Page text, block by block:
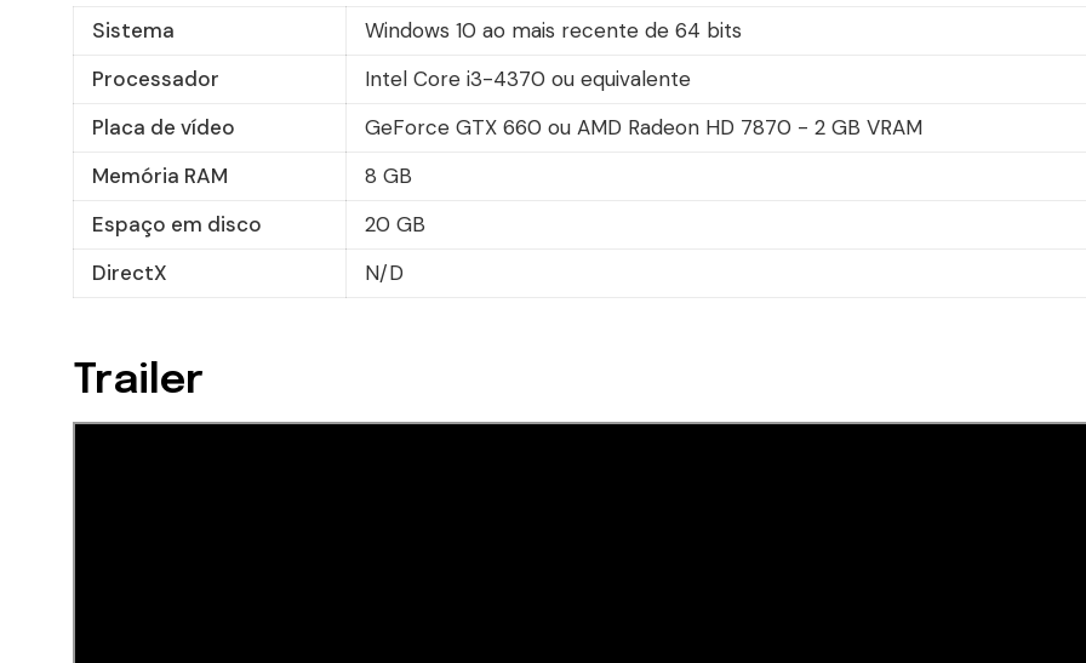
Sistema
Windows 10 ao mais recente de 64 bits
Processador
Intel Core i3-4370 ou equivalente
Placa de vídeo
GeForce GTX 660 ou AMD Radeon HD 7870 - 2 GB VRAM
Memória RAM
8 GB
Espaço em disco
20 GB
DirectX
N/D
Trailer